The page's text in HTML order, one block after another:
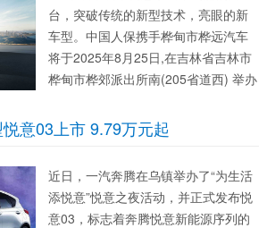
解心仪...
台，突破传统的新型技术，亮眼的新
车型。中国人保携手桦甸市桦远汽车
将于2025年8月25日,在吉林省吉林市
桦甸市桦郊派出所南(205省道西) 举办
开启车展新模式，不一样的购车体
验，更加贴心的服...
意03上市 9.79万元起
近日，一汽奔腾在乌镇举办了“为生活
添悦意”悦意之夜活动，并正式发布悦
意03，标志着奔腾悦意新能源序列的